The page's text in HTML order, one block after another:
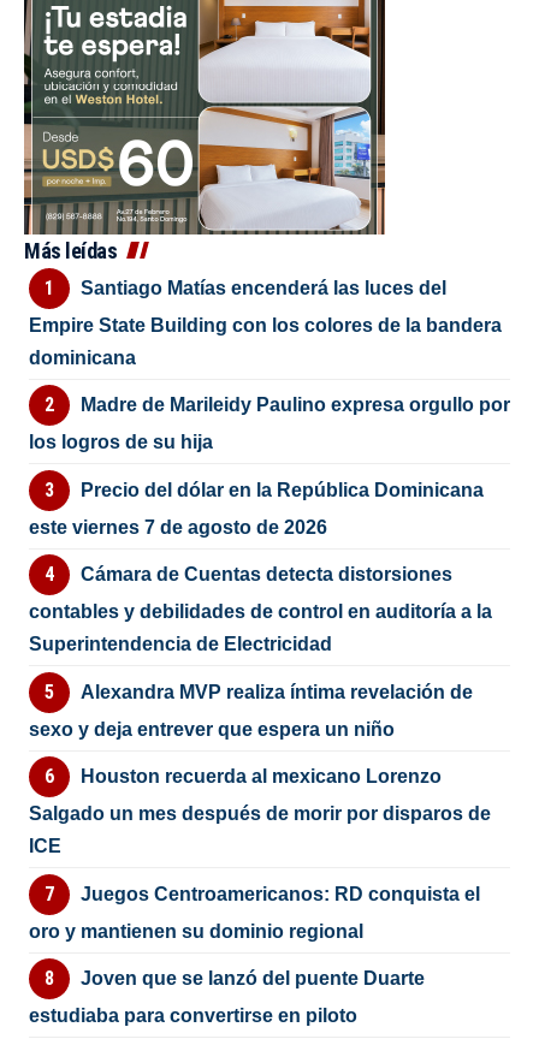
Más leídas
Santiago Matías encenderá las luces del
Empire State Building con los colores de la bandera
dominicana
Madre de Marileidy Paulino expresa orgullo por
los logros de su hija
Precio del dólar en la República Dominicana
este viernes 7 de agosto de 2026
Cámara de Cuentas detecta distorsiones
contables y debilidades de control en auditoría a la
Superintendencia de Electricidad
Alexandra MVP realiza íntima revelación de
sexo y deja entrever que espera un niño
Houston recuerda al mexicano Lorenzo
Salgado un mes después de morir por disparos de
ICE
Juegos Centroamericanos: RD conquista el
oro y mantienen su dominio regional
Joven que se lanzó del puente Duarte
estudiaba para convertirse en piloto